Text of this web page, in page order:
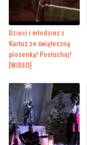
Dzieci i młodzież z
Kartuz ze świąteczną
piosenką! Posłuchaj!
[WIDEO]